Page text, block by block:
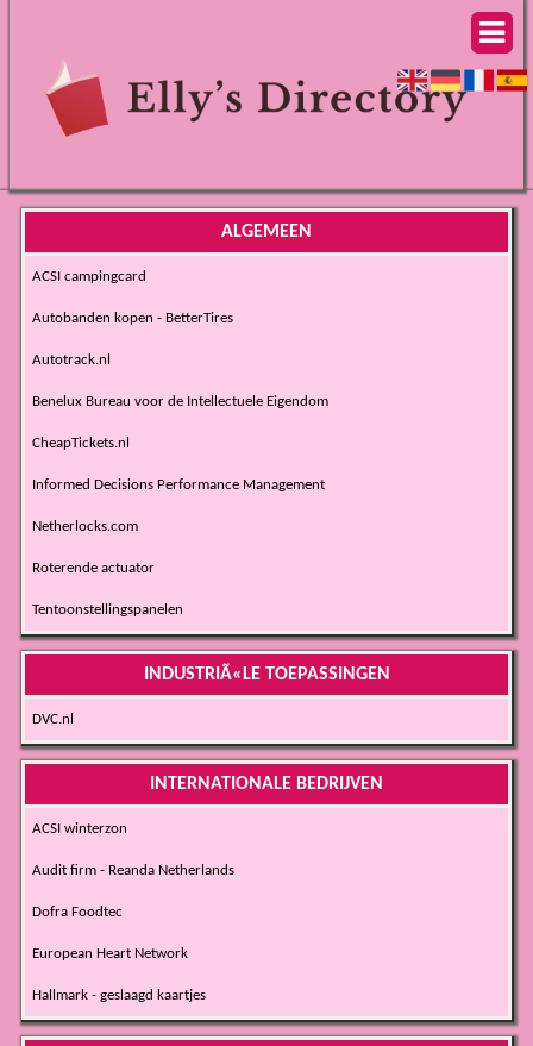
ALGEMEEN
ACSI campingcard
Autobanden kopen - BetterTires
Autotrack.nl
Benelux Bureau voor de Intellectuele Eigendom
CheapTickets.nl
Informed Decisions Performance Management
Netherlocks.com
Roterende actuator
Tentoonstellingspanelen
INDUSTRIÃ«LE TOEPASSINGEN
DVC.nl
INTERNATIONALE BEDRIJVEN
ACSI winterzon
Audit firm - Reanda Netherlands
Dofra Foodtec
European Heart Network
Hallmark - geslaagd kaartjes